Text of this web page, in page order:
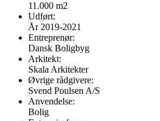
11.000 m2
Udført:
År 2019-2021
Entreprenør:
Dansk Boligbyg
Arkitekt:
Skala Arkitekter
Øvrige rådgivere:
Svend Poulsen A/S
Anvendelse:
Bolig